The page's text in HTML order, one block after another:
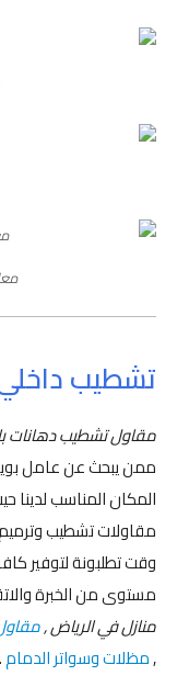
تشطيب
مقاول تشطيب دهانات
ممن يبحث عن عامل
المكان المناسب
مقاولات تشطيب
وقت تطلبونة لتوفير
مستوى من الخبرة
منازل في الرياض ,
,مظلات وسواتر الدمام.